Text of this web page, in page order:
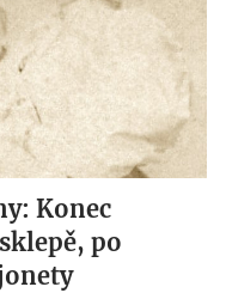
Konec
po